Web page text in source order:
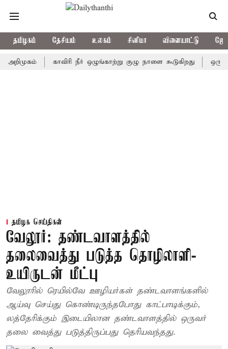
தமிழகம் தேசியம் உலகம் சினிமா விளையாட்டு
காவிரி நீர் ஒழுங்காற்று குழு நாளை கூடுகிறது ஒரு
தமிழக செய்திகள்
வேலூர்: தண்டவாளத்தில்
தலைவைத்து படுத்த தொழிலாளி-
உயிருடன் மீட்பு
வேலூரில் ரெயில்வே ஊழியர்கள் தண்டவாளங்களில்
ஆய்வு செய்து கொண்டிருந்தபோது காட்பாடிக்கும்,
லத்தேரிக்கும் இடையிலான தண்டவாளத்தில் ஒருவர்
தலை வைத்து படுத்திருப்பது தெரியவந்தது.